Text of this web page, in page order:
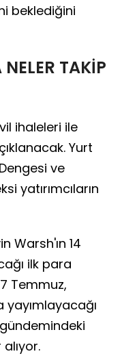
beklediğini
TAKİP
ihaleleri ile
Yurt
ve
yatırımcıların
Warsh'ın 14
ilk para
Temmuz,